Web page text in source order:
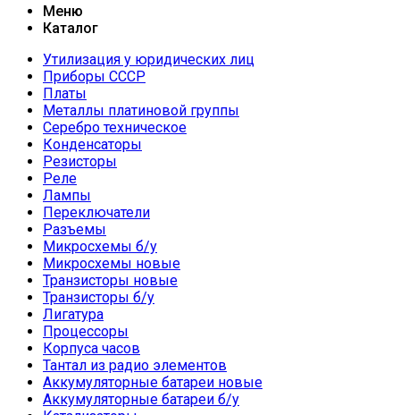
Меню
Каталог
Утилизация у юридических лиц
Приборы СССР
Платы
Металлы платиновой группы
Серебро техническое
Конденсаторы
Резисторы
Реле
Лампы
Переключатели
Разъемы
Микросхемы б/у
Микросхемы новые
Транзисторы новые
Транзисторы б/у
Лигатура
Процессоры
Корпуса часов
Тантал из радио элементов
Аккумуляторные батареи новые
Аккумуляторные батареи б/у